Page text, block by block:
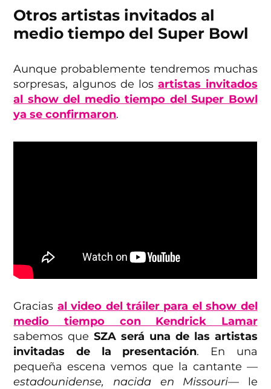
Otros artistas invitados al
medio tiempo del Super Bowl
Aunque probablemente tendremos muchas
sorpresas, algunos de losartistas invitados
al show del medio tiempo del Super Bowl
ya se confirmaron.
Gracias al video del tráiler para el show del
medio tiempo con Kendrick Lamar
sabemos queSZA será una de las artistas
invitadas de la presentación. En una
pequeña escena vemos que la cantante —
estadounidense, nacida en Missouri— le